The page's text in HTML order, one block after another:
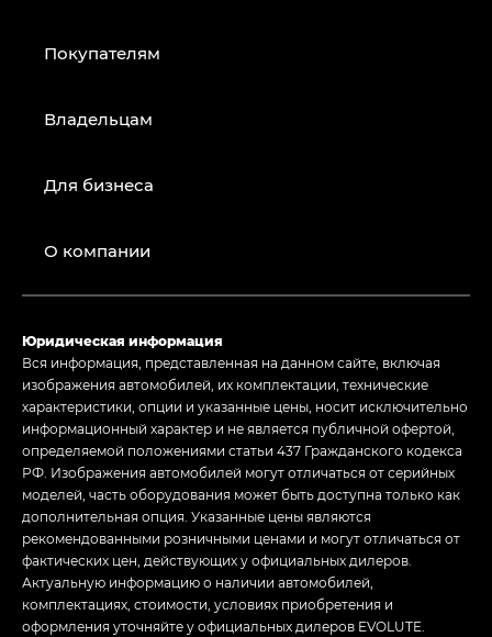
Покупателям
Владельцам
Для бизнеса
О компании
Юридическая информация
Вся информация, представленная на данном сайте, включая
изображения автомобилей, их комплектации, технические
характеристики, опции и указанные цены, носит исключительно
информационный характер и не является публичной офертой,
определяемой положениями статьи 437 Гражданского кодекса
РФ. Изображения автомобилей могут отличаться от серийных
моделей, часть оборудования может быть доступна только как
дополнительная опция. Указанные цены являются
рекомендованными розничными ценами и могут отличаться от
фактических цен, действующих у официальных дилеров.
Актуальную информацию о наличии автомобилей,
комплектациях, стоимости, условиях приобретения и
оформления уточняйте у официальных дилеров EVOLUTE.